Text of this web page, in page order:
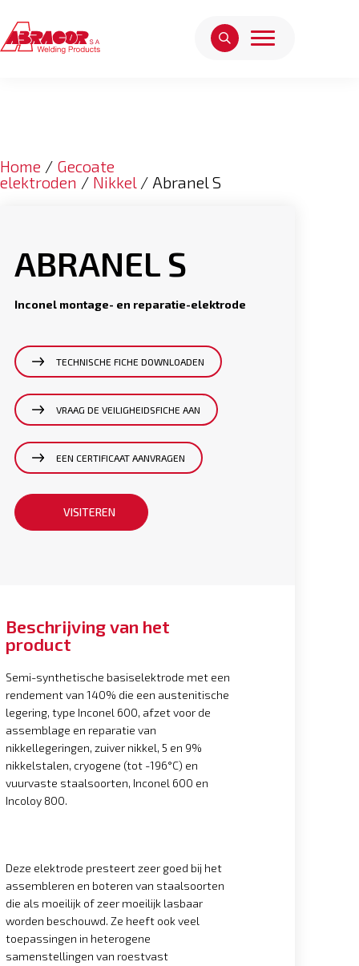
Home / Gecoate
elektroden / Nikkel / Abranel S
ABRANEL S
Inconel montage- en reparatie-elektrode
TECHNISCHE FICHE DOWNLOADEN
VRAAG DE VEILIGHEIDSFICHE AAN
EEN CERTIFICAAT AANVRAGEN
VISITEREN
Beschrijving van het
product
Semi-synthetische basiselektrode met een
rendement van 140% die een austenitische
legering, type Inconel 600, afzet voor de
assemblage en reparatie van
nikkellegeringen, zuiver nikkel, 5 en 9%
nikkelstalen, cryogene (tot -196°C) en
vuurvaste staalsoorten, Inconel 600 en
Incoloy 800.
Deze elektrode presteert zeer goed bij het
assembleren en boteren van staalsoorten
die als moeilijk of zeer moeilijk lasbaar
worden beschouwd. Ze heeft ook veel
toepassingen in heterogene
samenstellingen van roestvast